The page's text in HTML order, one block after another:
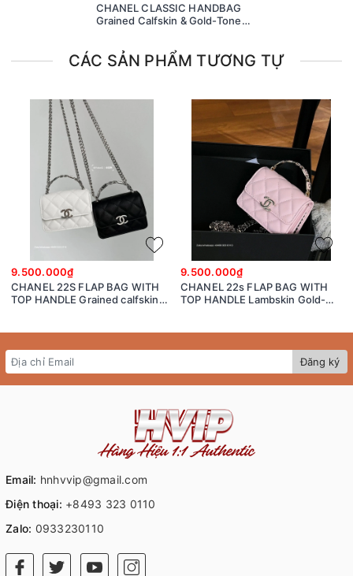
CHANEL CLASSIC HANDBAG
Grained Calfskin & Gold-Tone
CÁC SẢN PHẨM TƯƠNG TỰ
9.500.000₫
CHANEL 22S FLAP BAG WITH
TOP HANDLE Grained calfskin
9.500.000₫
CHANEL 22s FLAP BAG WITH
TOP HANDLE Lambskin Gold-
Đăng ký
Email: hnhvvip@gmail.com
Điện thoại: +8493 323 0110
Zalo: 0933230110